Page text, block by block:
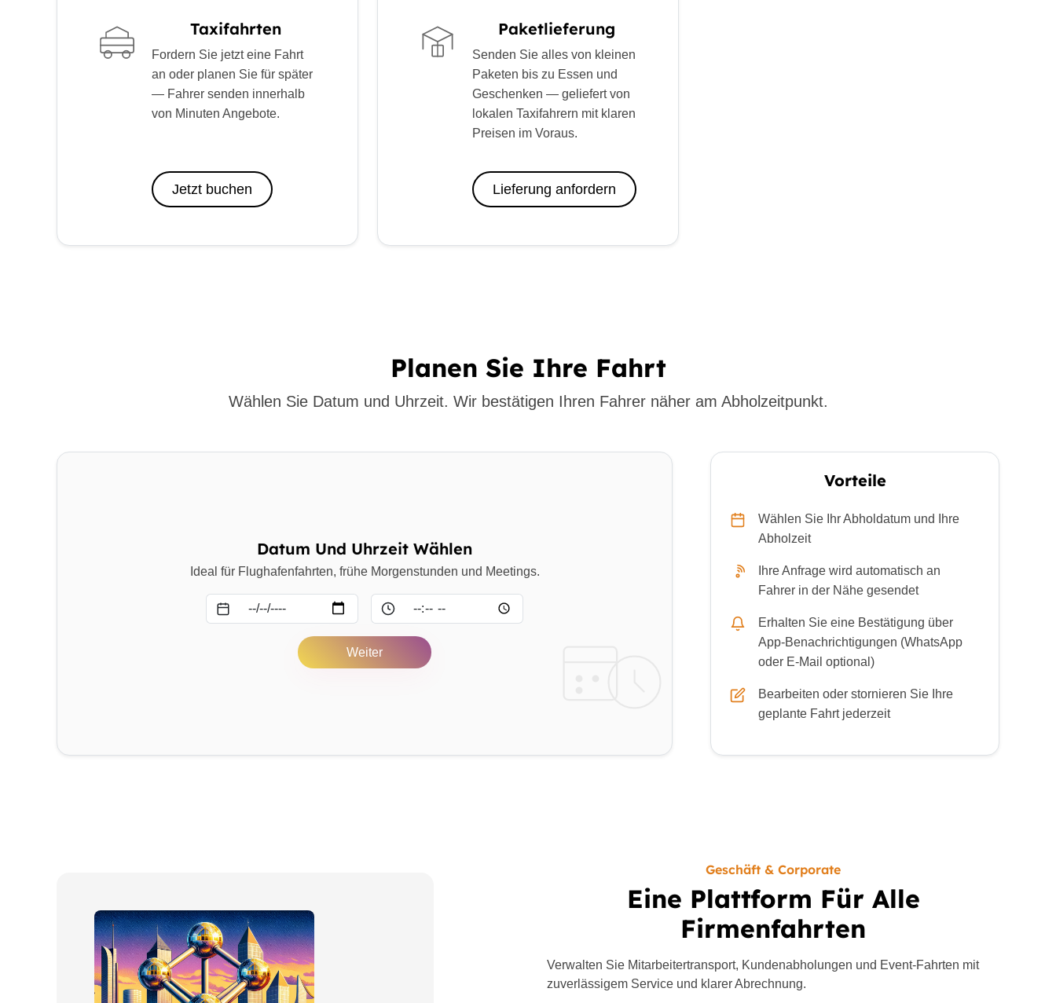
Taxifahrten
Fordern Sie jetzt eine Fahrt
an oder planen Sie für später
— Fahrer senden innerhalb
von Minuten Angebote.
Jetzt buchen
Paketlieferung
Senden Sie alles von kleinen
Paketen bis zu Essen und
Geschenken — geliefert von
lokalen Taxifahrern mit klaren
Preisen im Voraus.
Lieferung anfordern
Planen Sie Ihre Fahrt
Wählen Sie Datum und Uhrzeit. Wir bestätigen Ihren Fahrer näher am Abholzeitpunkt.
Datum Und Uhrzeit Wählen
Ideal für Flughafenfahrten, frühe Morgenstunden und Meetings.
Weiter
Vorteile
Wählen Sie Ihr Abholdatum und Ihre
Abholzeit
Ihre Anfrage wird automatisch an
Fahrer in der Nähe gesendet
Erhalten Sie eine Bestätigung über
App-Benachrichtigungen (WhatsApp
oder E-Mail optional)
Bearbeiten oder stornieren Sie Ihre
geplante Fahrt jederzeit
Geschäft & Corporate
Eine Plattform Für Alle
Firmenfahrten
Verwalten Sie Mitarbeitertransport, Kundenabholungen und Event-Fahrten mit
zuverlässigem Service und klarer Abrechnung.